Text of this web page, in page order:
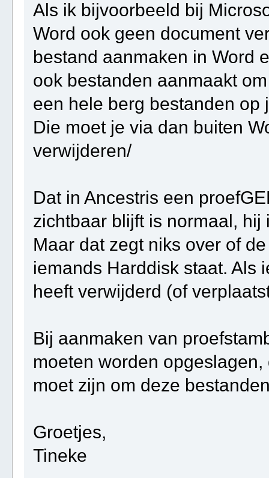
Als ik bijvoorbeeld bij
Word ook geen document
bestand aanmaken in Word
ook bestanden aanmaakt
een hele berg bestanden op
Die moet je via dan buiten
verwijderen/
Dat in Ancestris een
zichtbaar blijft is normaal,
Maar dat zegt niks over of
iemands Harddisk staat. Als
heeft verwijderd (of
Bij aanmaken van
moeten worden
moet zijn om deze
Groetjes,
Tineke